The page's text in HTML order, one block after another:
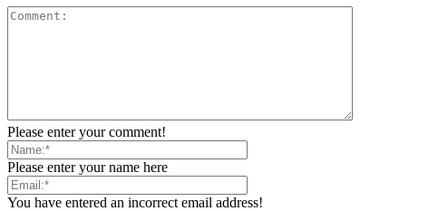
Please enter your comment!
Please enter your name here
You have entered an incorrect email address!